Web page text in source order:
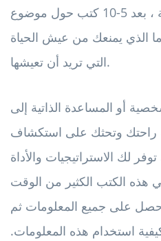
حياتك. من المثير للدهشة ، بعد 5-10 كتب حول موضوع
الذي يمنعك من عيش الحياة
التي تريد أن تعيشها.
أو المساعدة الذاتية إلى
راحتك وتحثك على استكشاف
لك الاستراتيجيات والأداة
الكتب الكثير من الوقت
على جميع المعلومات ثم
استخدام هذه المعلومات.